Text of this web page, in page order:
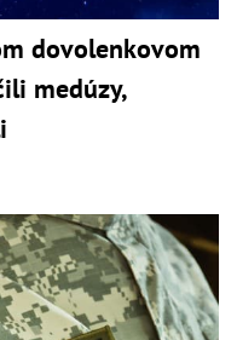
dovolenkovom
medúzy,